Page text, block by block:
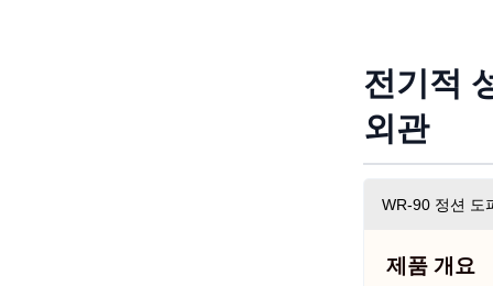
전기적
외관
WR-90 정션 도
제품 개요